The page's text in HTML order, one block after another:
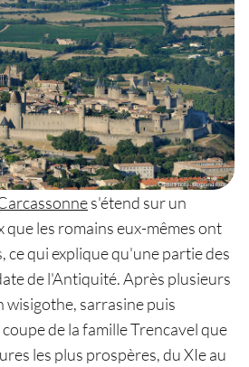
s'étend sur un
les romains eux-mêmes ont
ce qui explique qu'une partie des
de l'Antiquité. Après plusieurs
wisigothe, sarrasine puis
de la famille Trencavel que
les plus prospères, du XIe au